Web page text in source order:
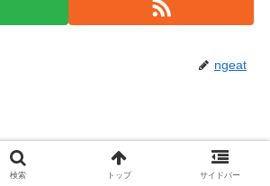
ngeat
雪ちゃんの日本海みそ 丁寧な製
検索 トップ サイドバー